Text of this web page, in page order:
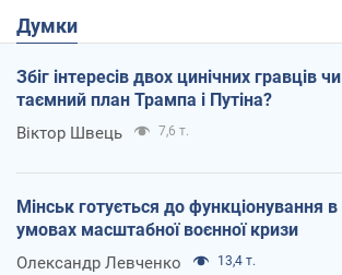
Думки
Збіг інтересів двох цинічних гравців чи
таємний план Трампа і Путіна?
Віктор Швець 7,6 т.
Мінськ готується до функціонування в
умовах масштабної воєнної кризи
Олександр Левченко 13,4 т.